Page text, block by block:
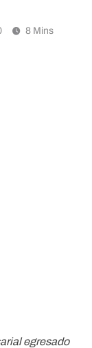
8 Mins
egresado